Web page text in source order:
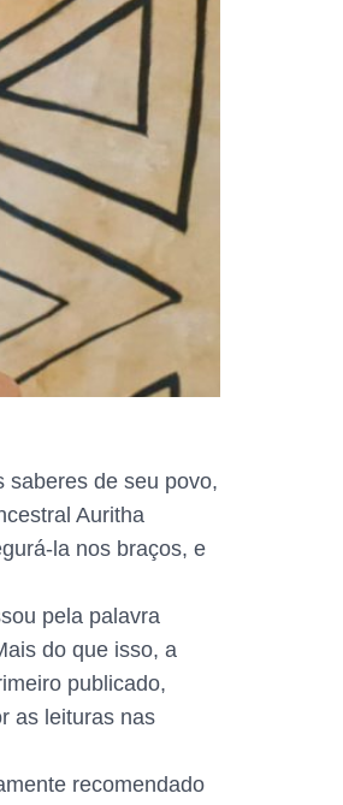
saberes de seu povo,
Auritha
la nos braços, e
pela palavra
do que isso, a
publicado,
as leituras nas
recomendado